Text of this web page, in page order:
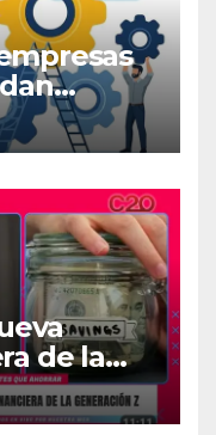
a día?
de la